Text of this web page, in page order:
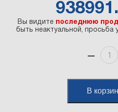
Вы видите последнюю
быть неактуальной, просьба
В